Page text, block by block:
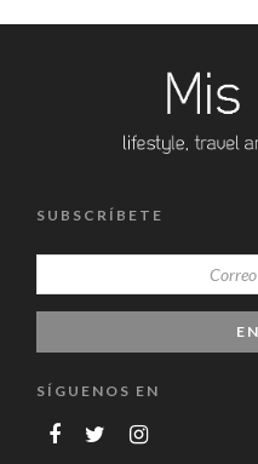
SUBSCRÍBETE
SÍGUENOS EN